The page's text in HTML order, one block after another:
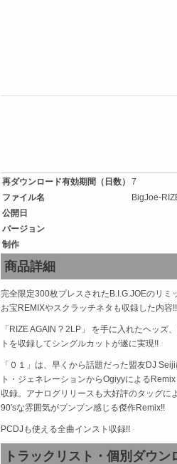
再ダウンロード有効期間（日数）
7
ファイル名
BigJoe-
公開日
バージョン
制作
商品詳細
完全限定300枚プレスされたB.I.G.JOEのリ
お宝REMIXやスクラッチネタも収録した内容!!
「RIZE AGAIN ? 2LP」 を手に入れたヘッズ
トを収録してシングルカットが遂に実現!!
「０１」は、早くから話題だった盟友DJ
ト・ジェネレーションからOgiyyによる
収録。アナログリリースも大好評のタッグに
90′sな雰囲気がプンプン感じる傑作Remix!!
PCDJも使える全曲インスト収録!!
トラックリスト・個別ダウン